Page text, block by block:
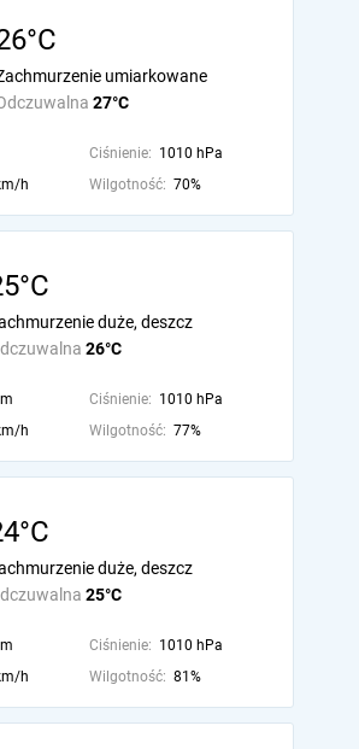
27°C
umiarkowane
Ciśnienie: 1010 hPa
h Wilgotność: 70%
26°C
duże, deszcz
Ciśnienie: 1010 hPa
h Wilgotność: 77%
25°C
duże, deszcz
Ciśnienie: 1010 hPa
h Wilgotność: 81%